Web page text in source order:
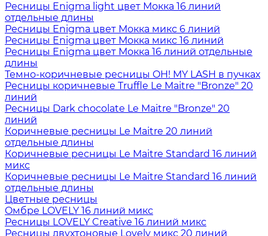
Ресницы Enigma light цвет Мокка 16 линий
отдельные длины
Ресницы Enigma цвет Мокка микс 6 линий
Ресницы Enigma цвет Мокка микс 16 линий
Ресницы Enigma цвет Мокка 16 линий отдельные
длины
Темно-коричневые ресницы OH! MY LASH в пучках
Ресницы коричневые Truffle Le Maitre "Bronze" 20
линий
Ресницы Dark chocolate Le Maitre "Bronze" 20
линий
Коричневые ресницы Le Maitre 20 линий
отдельные длины
Коричневые ресницы Le Maitre Standard 16 линий
микс
Коричневые ресницы Le Maitre Standard 16 линий
отдельные длины
Цветные ресницы
Oмбре LOVELY 16 линий микс
Ресницы LOVELY Creative 16 линий микс
Ресницы двухтоновые Lovely микс 20 линий